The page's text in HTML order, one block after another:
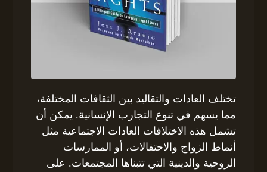
تختلف العادات والتقاليد بين الثقافات المختلفة،
مما يسهم في تنوع التجارب الإنسانية. يمكن أن
تشمل هذه الاختلافات العادات الاجتماعية مثل
أنماط الزواج والاحتفالات، أو الممارسات
الروحية والدينية التي تتبناها المجتمعات. على